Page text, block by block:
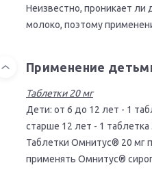
Неизвестно, проникает
молоко, поэтому
Применение
Таблетки 20 мг
Дети: от 6 до 12 лет - 1
стaрше 12 лет - 1 тaблетка
Таблетки Омнитус® 20 мг
применять Омнитус®